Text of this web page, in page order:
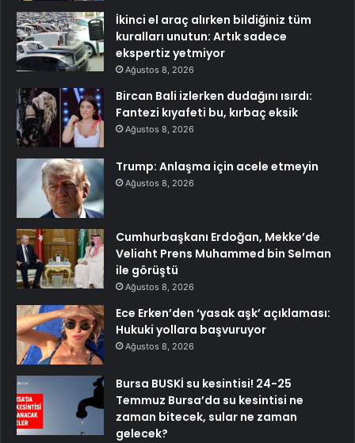
İkinci el araç alırken bildiğiniz tüm
kuralları unutun: Artık sadece
ekspertiz yetmiyor
Ağustos 8, 2026
Bircan Bali izlerken dudağını ısırdı:
Fantezi kıyafeti bu, kırbaç eksik
Ağustos 8, 2026
Trump: Anlaşma için acele etmeyin
Ağustos 8, 2026
Cumhurbaşkanı Erdoğan, Mekke’de
Veliaht Prens Muhammed bin Selman
ile görüştü
Ağustos 8, 2026
Ece Erken’den ‘yasak aşk’ açıklaması:
Hukuki yollara başvuruyor
Ağustos 8, 2026
Bursa BUSKİ su kesintisi! 24-25
Temmuz Bursa’da su kesintisi ne
zaman bitecek, sular ne zaman
gelecek?